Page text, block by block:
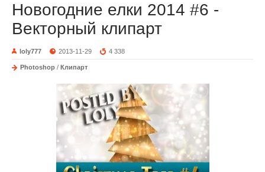
Новогодние елки 2014 #6 -
Векторный клипарт
loly777 2013-11-29 4 338
Photoshop / Клипарт